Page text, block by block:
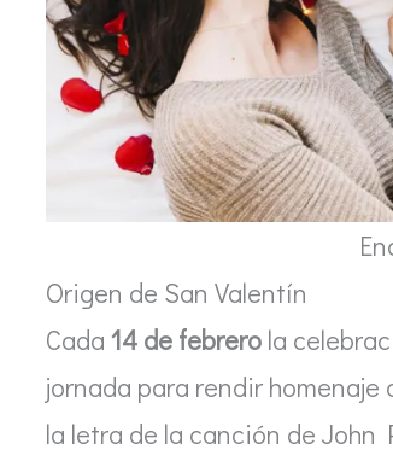
Origen de San Valentín
Cada 14 de febrero la
jornada para rendir homenaje
la letra de la canción de John